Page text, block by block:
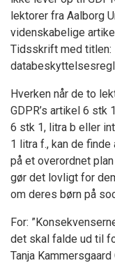
lektorer fra Aalborg
videnskabelige
Tidsskrift med titlen:
Hverken når de to
GDPR’s artikel 6 stk
6 stk 1, litra b eller
1 litra f., kan de
på et overordnet
gør det lovligt for
om deres børn på
For:
det skal falde ud til
Tanja